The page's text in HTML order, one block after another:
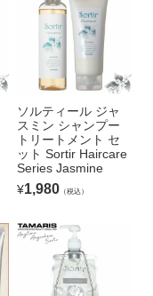
ソルティール ジャ
スミン シャンプー
トリートメント セ
ット Sortir Haircare
Series Jasmine
¥1,980（税込）